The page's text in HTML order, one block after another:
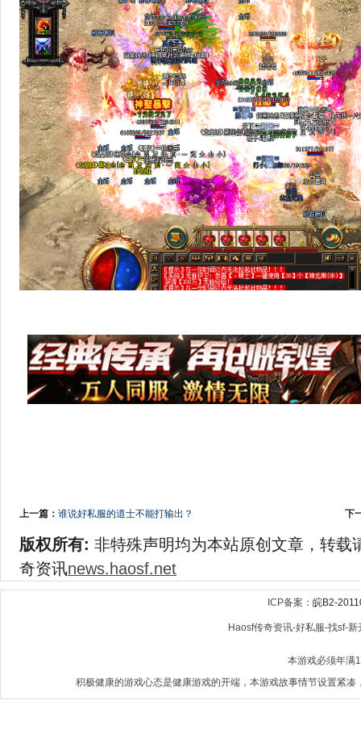
上一篇： 谁说好私服的道士不能打输出？ 下
版权所有: 非特殊声明均为本站原创文章，转载
奇资讯news.haosf.net
ICP备案： 皖B2-
Haosf传奇资讯-好私服-找sf-
本游戏必须年满
积极健康的游戏心态是健康游戏的开端，本游戏故事情节设置紧